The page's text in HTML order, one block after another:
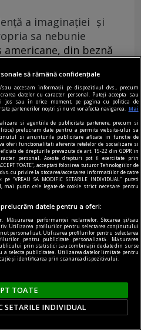
a imaginației și
sa nebunie
din beznă
deghizați într‑o mitologie
să rămână confidențiale
sau accesăm informații pe dispozitivul dvs., precum
datelor cu caracter personal. Puteți accepta sau
jos sau în orice moment, pe pagina cu politica de
partenerilor noștri și nu vă vor afecta navigarea.
Mai
si agentiile de publicitate partenere, precum si
prelucram date pentru a permite website-ului sa
si anunturile publicitare afisate in functie de
oferi functionalitati aferente retelelor de socializare si
de drepturile prevazute de art. 15-22 din GDPR in
personal. Aceste drepturi pot fi exercitate prin
TOATE”, acceptati folosirea tuturor Tehnologiilor de
cu privire la stocarea/accesarea informatiilor de catre
“VREAU SA MODIFIC SETARILE INDIVIDUAL” puteti
putin cele legate de cookie strict necesare pentru
datele pentru a oferi:
Măsurarea performanței reclamelor. Stocarea și/sau
Utilizarea profilurilor pentru selectarea conținutului
personalizat. Utilizarea profilurilor pentru selectarea
pentru publicitate personalizată. Măsurarea
prin statistici sau combinații de date din surse
a selecta publicitatea. Utilizarea datelor limitate pentru
și identificarea prin scanarea dispozitivului.
TOATE
SETARILE INDIVIDUAL